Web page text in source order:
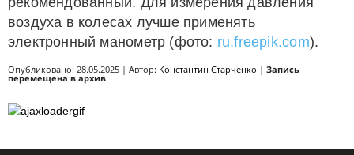
воздуха в колесах лучше применять
электронный манометр (фото: ru.freepik.com).
Опубликовано: 28.05.2025 | Автор: Константин Старченко | Запись
перемещена в архив